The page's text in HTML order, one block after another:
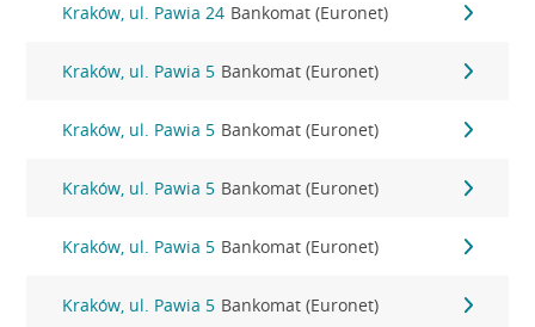
Kraków, ul. Pawia 24 Bankomat (Euronet)
Kraków, ul. Pawia 5 Bankomat (Euronet)
Kraków, ul. Pawia 5 Bankomat (Euronet)
Kraków, ul. Pawia 5 Bankomat (Euronet)
Kraków, ul. Pawia 5 Bankomat (Euronet)
Kraków, ul. Pawia 5 Bankomat (Euronet)